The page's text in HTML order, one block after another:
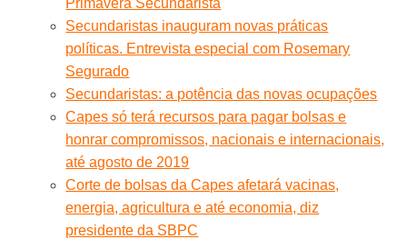
Secundaristas inauguram novas práticas
políticas. Entrevista especial com Rosemary
Segurado
Secundaristas: a potência das novas ocupações
Capes só terá recursos para pagar bolsas e
honrar compromissos, nacionais e internacionais,
até agosto de 2019
Corte de bolsas da Capes afetará vacinas,
energia, agricultura e até economia, diz
presidente da SBPC